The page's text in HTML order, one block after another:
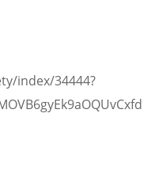
index/34444?